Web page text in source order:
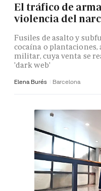
El tráfico de
violencia del
Fusiles de asalto y
cocaína o
militar, cuya venta se
'dark web'
Elena Burés Barcelona